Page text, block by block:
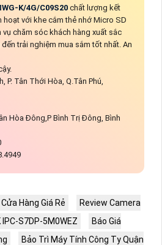
K/4G/C09S20chất lượng kết
hoạt với khe cắm thẻ nhớ Micro SD
chăm sóc khách hàng xuất sắc
trải nghiệm mua sắm tốt nhất. An
P. Tân Thới Hòa, Q.Tân Phú,
Hòa Đông,P Bình Trị Đông, Bình
Hàng Giá Rẻ
Review Camera
S7DP-5M0WEZ
Báo Giá
Bảo Trì Máy Tính Công Ty Quận